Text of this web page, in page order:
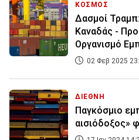
ΚΟΣΜΟΣ
Δασμοί
Καναδάς -
Οργανισμό
02 Φεβ 2025
ΔΙΕΘΝΗ
Παγκόσμιο
αισιόδοξος»